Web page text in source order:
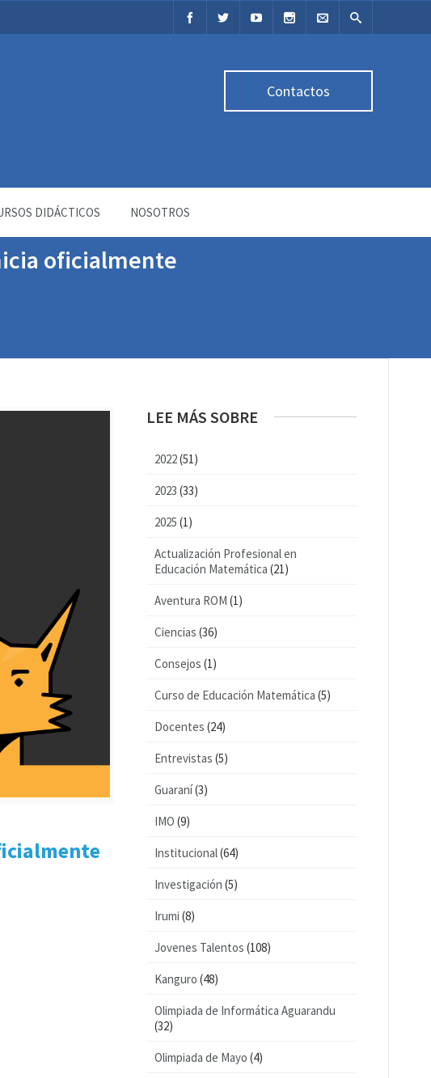
Contactos
DIDÁCTICOS NOSOTROS
oficialmente
LEE MÁS SOBRE
2022(51)
2023 (33)
2025 (1)
Actualización Profesional en
Educación Matemática (21)
Aventura ROM (1)
Ciencias (36)
Consejos (1)
Curso de Educación Matemática (5)
Docentes (24)
Entrevistas (5)
Guaraní(3)
IMO (9)
Institucional(64)
Investigación (5)
Irumi (8)
Jovenes Talentos (108)
Kanguro (48)
Olimpiada de Informática Aguarandu
(32)
Olimpiada de Mayo (4)